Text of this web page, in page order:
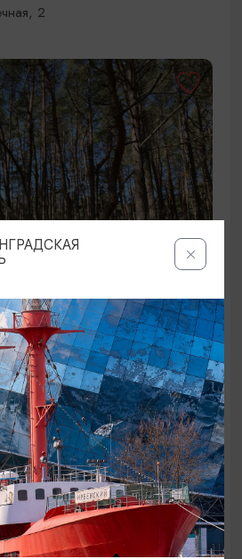
2
КУЛЬТУРЫ
«Истории Куршской
13:00